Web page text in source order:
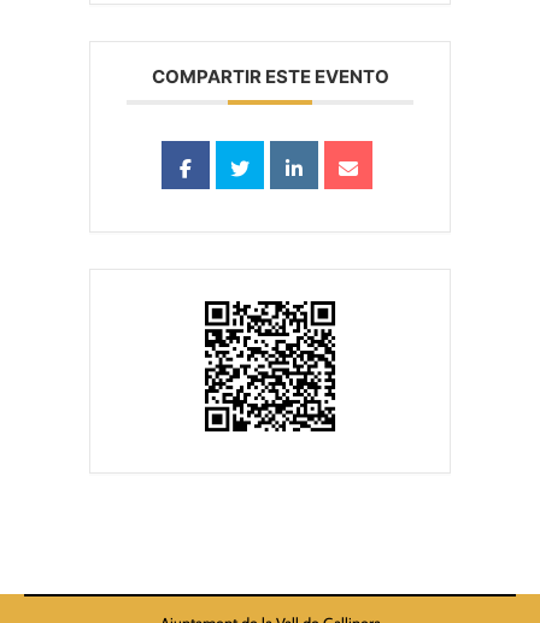
COMPARTIR ESTE EVENTO